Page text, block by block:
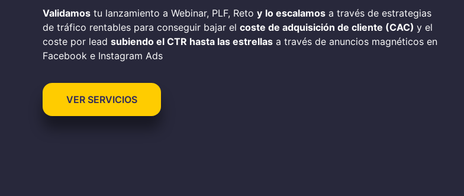
Validamos tu lanzamiento a Webinar, PLF, Reto y lo escalamos a través de estrategias
de tráfico rentables para conseguir bajar el coste de adquisición de cliente (CAC) y el
coste por lead subiendo el CTR hasta las estrellas a través de anuncios magnéticos en
Facebook e Instagram Ads
VER SERVICIOS